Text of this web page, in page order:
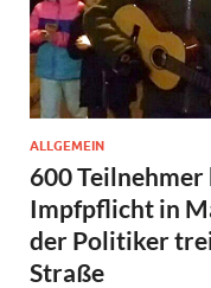
ALLGEMEIN
600 Teilnehmer
Impfpflicht in
der Politiker
Straße